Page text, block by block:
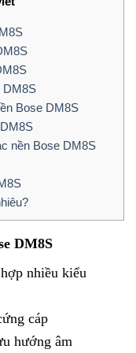
DM8S
Bose DM8S
nền Bose DM8S
DM8S
nhiều kiểu
cáp
hướng âm